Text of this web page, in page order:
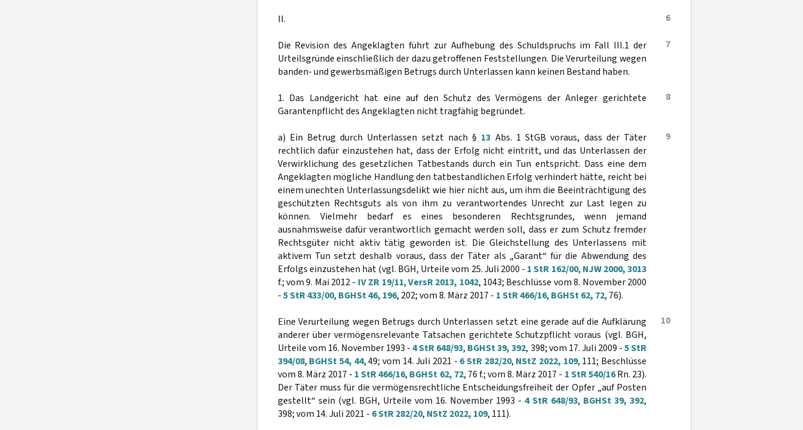
6
II.
7
Die Revision des Angeklagten führt zur Aufhebung des Schuldspruchs im Fall III.1 der
Urteilsgründe einschließlich der dazu getroffenen Feststellungen. Die Verurteilung wegen
banden- und gewerbsmäßigen Betrugs durch Unterlassen kann keinen Bestand haben.
8
1. Das Landgericht hat eine auf den Schutz des Vermögens der Anleger gerichtete
Garantenpflicht des Angeklagten nicht tragfähig begründet.
9
a) Ein Betrug durch Unterlassen setzt nach § 13 Abs. 1 StGB voraus, dass der Täter
rechtlich dafür einzustehen hat, dass der Erfolg nicht eintritt, und das Unterlassen der
Verwirklichung des gesetzlichen Tatbestands durch ein Tun entspricht. Dass eine dem
Angeklagten mögliche Handlung den tatbestandlichen Erfolg verhindert hätte, reicht bei
einem unechten Unterlassungsdelikt wie hier nicht aus, um ihm die Beeinträchtigung des
geschützten Rechtsguts als von ihm zu verantwortendes Unrecht zur Last legen zu
können. Vielmehr bedarf es eines besonderen Rechtsgrundes, wenn jemand
ausnahmsweise dafür verantwortlich gemacht werden soll, dass er zum Schutz fremder
Rechtsgüter nicht aktiv tätig geworden ist. Die Gleichstellung des Unterlassens mit
aktivem Tun setzt deshalb voraus, dass der Täter als „Garant“ für die Abwendung des
Erfolgs einzustehen hat (vgl. BGH, Urteile vom 25. Juli 2000 - 1 StR 162/00, NJW 2000, 3013
f.; vom 9. Mai 2012 - IV ZR 19/11,VersR 2013, 1042, 1043; Beschlüsse vom 8. November 2000
-5 StR 433/00, BGHSt 46, 196, 202; vom 8. März 2017 - 1 StR 466/16, BGHSt 62, 72, 76).
10
Eine Verurteilung wegen Betrugs durch Unterlassen setzt eine gerade auf die Aufklärung
anderer über vermögensrelevante Tatsachen gerichtete Schutzpflicht voraus (vgl. BGH,
Urteile vom 16. November 1993 -4 StR 648/93, BGHSt 39, 392, 398; vom 17. Juli 2009 -5 StR
394/08, BGHSt 54, 44, 49; vom 14. Juli 2021 - 6 StR 282/20, NStZ 2022, 109, 111; Beschlüsse
vom 8. März 2017 - 1 StR 466/16, BGHSt 62, 72, 76 f.; vom 8. März 2017 - 1 StR 540/16Rn. 23).
Der Täter muss für die vermögensrechtliche Entscheidungsfreiheit der Opfer „auf Posten
gestellt“ sein (vgl. BGH, Urteile vom 16. November 1993 - 4 StR 648/93, BGHSt 39, 392,
398; vom 14. Juli 2021 - 6 StR 282/20, NStZ 2022, 109, 111).